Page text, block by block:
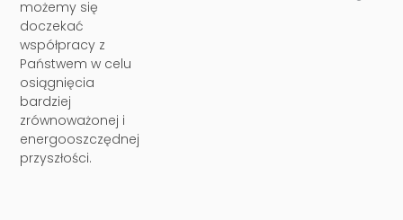
możemy się
doczekać
współpracy z
Państwem w celu
osiągnięcia
bardziej
zrównoważonej i
energooszczędnej
przyszłości.